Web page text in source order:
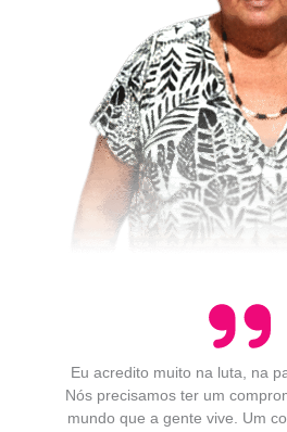
Eu acredito muito na luta, na
Nós precisamos ter um
mundo que a gente vive. Um